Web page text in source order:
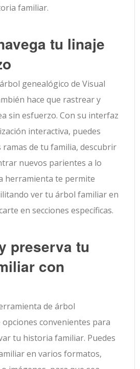
familiar.
tu linaje
genealógico de Visual
hace que rastrear y
sin esfuerzo. Con su interfaz
interactiva, puedes
de tu familia, descubrir
nuevos parientes a lo
herramienta te permite
ver tu árbol familiar en
en secciones específicas.
preserva tu
con
de árbol
convenientes para
tu historia familiar. Puedes
en varios formatos,